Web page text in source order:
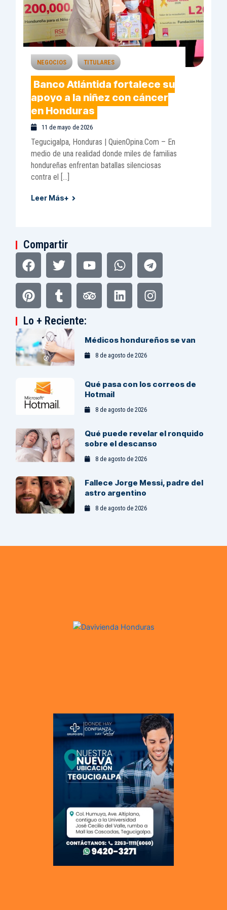
NEGOCIOS TITULARES
Banco Atlántida fortalece su
apoyo a la niñez con cáncer
en Honduras
11 de mayo de 2026
Tegucigalpa, Honduras | QuienOpina.Com – En
medio de una realidad donde miles de familias
hondureñas enfrentan batallas silenciosas
contra el […]
Leer Más+
Compartir
Facebook
TwitterYoutubeWhatsappTelegram
Pinterest
TumblrTripadvisor
LinkedinInstagram
Lo + Reciente:
Médicos hondureños se van
8 de agosto de 2026
Qué pasa con los correos de
Hotmail
8 de agosto de 2026
Qué puede revelar el ronquido
sobre el descanso
8 de agosto de 2026
Fallece Jorge Messi, padre del
astro argentino
8 de agosto de 2026